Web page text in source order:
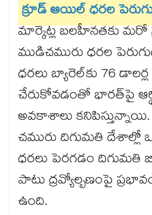
క్రూడ్ ఆయిల్ ధరల
మార్కెట్ల బలహీనతకు మరో
ముడిచమురు ధరల
ధరలు బ్యారెల్‌కు 76
చేరుకోవడంతో భారత్‌పై
అవకాశాలు
చమురు దిగుమతి దేశాల్లో
ధరలు పెరగడం దిగుమతి
పాటు ద్రవ్యోల్బణంపై
ఉంది.